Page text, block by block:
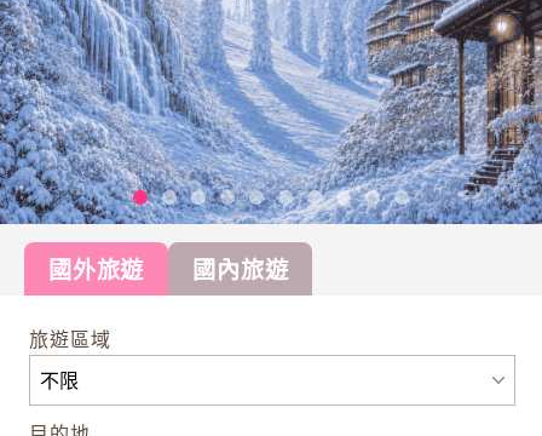
國外旅遊 國內旅遊
旅遊區域